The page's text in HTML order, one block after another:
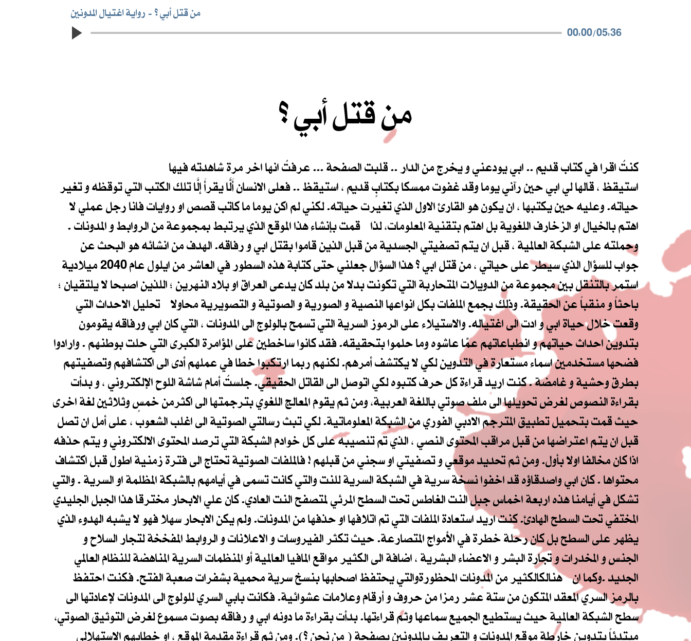
رواية اغتيال المدونين من قتل أبي ؟
00:00/05:36
من قتل أبي ؟
كنتُ اقرا في كتاب قديم .. ابي يودعني و يخرج من الدار .. قلبت الصفحة ... عرفتُ انها اخر مرة شاهدته فيها
استيقظ ، قالها لي ابي حين رآني يوما وقد غفوت ممسكا بكتابٍ قديم ، استيقظ .. فعلى الانسان أَلَّا يقرأَ إلَّا تلك الكتب التي توقظه و تغير
حياته. وعليه حين يكتبها ، ان يكون هو القارئ الاول الذي تغيرت حياته. لكني لم اكن يوما ما كاتب قصص او روايات فانا رجل عملي لا
اهتم بالخيال او الزخارف اللغوية بل اهتم بتقنية المعلومات، لذا قمت بإنشاء هذا الموقع الذي يرتبط بمجموعة من الروابط و المدونات .
وحملته على الشبكة العالمية ، قبل ان يتم تصفيتي الجسدية من قبل الذين قاموا بقتل ابي و رفاقه. الهدف من انشائه هو البحث عن
جواب للسؤال الذي سيطر على حياتي ، من قتل ابي ؟ هذا السؤال جعلني حتى كتابة هذه السطور في العاشر من ايلول عام 2040 ميلادية
استمر بالتنقل بين مجموعة من الدويلات المتحاربة التي تكونت بدلا من بلد كان يدعى العراق او بلاد النهرين ؛ اللذين اصبحا لا يلتقيان ؛
باحثاً و منقباً عن الحقيقة. وذلك بجمع الملفات بكل انواعها النصية و الصورية و الصوتية و التصويرية محاولا تحليل الاحداث التي
وقعت خلال حياة ابي و ادت الى اغتياله. والاستيلاء على الرموز السرية التي تسمح بالولوج الى المدونات ، التي كان ابي ورفاقه يقومون
بتدوين احداث حياتهم و انطباعاتهم عمّا عاشوه وما حلموا بتحقيقه. فقد كانوا ساخطين على المؤامرة الكبرى التي حلت بوطنهم . وارادوا
فضحها مستخدمين اسماء مستعارة في التدوين لكي لا يكتشف أمرهم. لكنهم ربما ارتكبوا خطا في عملهم أدى الى اكتشافهم وتصفيتهم
بطرق وحشية و غامضة . كنت اريد قراءة كل حرف كتبوه لكي اتوصل الى القاتل الحقيقي. جلستُ أمام شاشة اللوح الإلكتروني ، و بدأت
بقراءة النصوص لغرض تحويلها الى ملف صوتي باللغة العربية، ومن ثم يقوم المعالج اللغوي بترجمتها الى اكثرمن خمسٍ وثلاثين لغة اخرى
حيث قمت بتحميل تطبيق المترجم الادبي الفوري من الشبكة المعلوماتية. لكي تبث رسالتي الصوتية الى اغلب الشعوب ، على أمل ان تصل
قبل ان يتم اعتراضها من قبل مراقب المحتوى النصي ، الذي تم تنصيبه على كل خوادم الشبكة التي ترصد المحتوى الالكتروني و يتم حذفه
اذا كان مخالفا اولا بأول. ومن ثم تحديد موقعي و تصفيتي او سجني من قبلهم ! فالملفات الصوتية تحتاج الى فترة زمنية اطول قبل اكتشاف
محتواها . كان ابي واصدقاؤه قد اخفوا نسخة سرية في الشبكة السرية للنت والتي كانت تسمى في أيامهم بالشبكة المظلمة او السرية . والتي
تشكل في أيامنا هذه اربعة اخماس جبل النت الغاطس تحت السطح المرئي لمتصفح النت العادي. كان علي الابحار مخترقا هذا الجبل الجليدي
المختفي تحت السطح الهادئ. كنت اريد استعادة الملفات التي تم اتلافها او حذفها من المدونات. ولم يكن الابحار سهلا فهو لا يشبه الهدوء الذي
يظهر على السطح بل كان رحلة خطرة في الأمواج المتصارعة. حيث تكثر الفيروسات و الاعلانات و الروابط المفخخة لتجار السلاح و
الجنس و المخدرات و تجارة البشر و الاعضاء البشرية ، اضافة الى الكثير مواقع المافيا العالمية أو المنظمات السرية المناهضة للنظام العالمي
الجديد .وكما ان هنالكالكثير من المدونات المحظورةوالتي يحتفظ اصحابها بنسخ سرية محمية بشفرات صعبة الفتح. فكنت احتفظ
بالرمز السري المعقد المتكون من ستة عشر رمزا من حروف و أرقام وعلامات عشوائية. فكانت بابي السري للولوج الى المدونات لإعادتها الى
سطح الشبكة العالمية حيث يستطيع الجميع سماعها وثم قراءتها. بدأت بقراءة ما دونه ابي و رفاقه بصوت مسموع لغرض التوثيق الصوتي،